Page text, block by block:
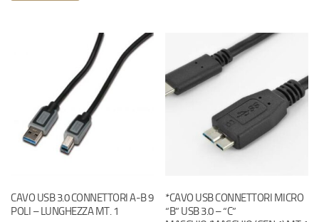
CAVO USB 3.0 CONNETTORI A-B 9
POLI – LUNGHEZZA MT. 1
*CAVO USB CONNETTORI MICRO
“B” USB 3.0 – “C”